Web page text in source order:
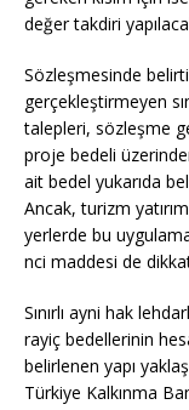
değer takdiri
Sözleşmesinde
gerçekleştirmeyen
talepleri, sözleşme
proje bedeli
ait bedel yukarıda
Ancak, turizm
yerlerde bu
nci maddesi de
Sınırlı ayni hak
rayiç bedellerinin
belirlenen yapı
Türkiye Kalkınma